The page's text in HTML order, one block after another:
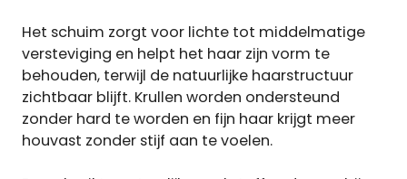
Het schuim zorgt voor lichte tot middelmatige
versteviging en helpt het haar zijn vorm te
behouden, terwijl de natuurlijke haarstructuur
zichtbaar blijft. Krullen worden ondersteund
zonder hard te worden en fijn haar krijgt meer
houvast zonder stijf aan te voelen.